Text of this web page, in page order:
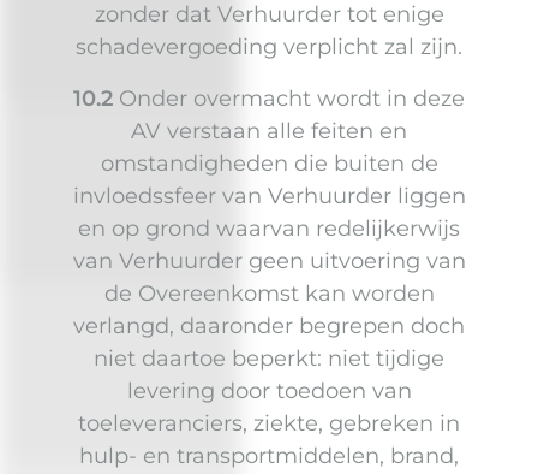
zonder dat Verhuurder tot enige
schadevergoeding verplicht zal zijn.
10.2 Onder overmacht wordt in deze
AV verstaan alle feiten en
omstandigheden die buiten de
invloedssfeer van Verhuurder liggen
en op grond waarvan redelijkerwijs
van Verhuurder geen uitvoering van
de Overeenkomst kan worden
verlangd, daaronder begrepen doch
niet daartoe beperkt: niet tijdige
levering door toedoen van
toeleveranciers, ziekte, gebreken in
hulp- en transportmiddelen, brand,